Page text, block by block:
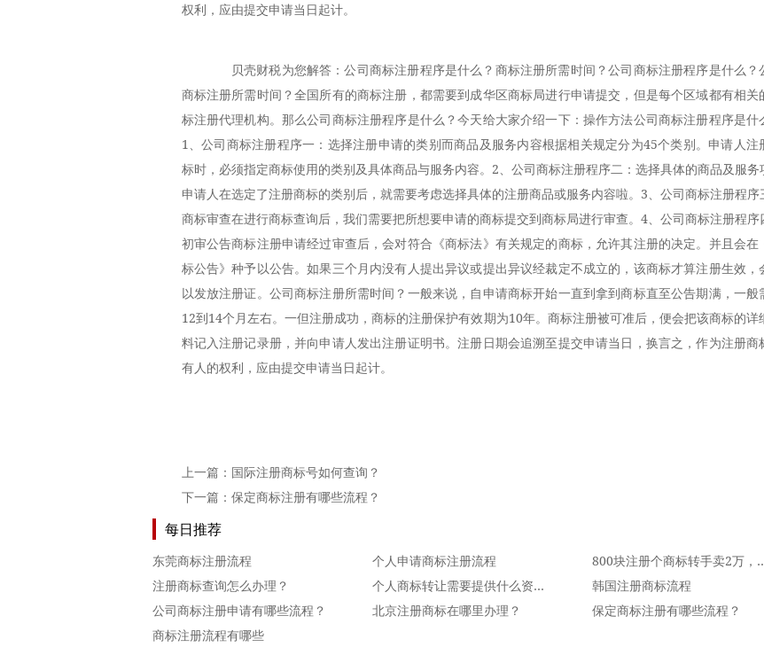
权利，应由提交申请当日起计。
贝壳财税为您解答：公司商标注册程序是什么？商标注册所需时间？公司商标注册程序是什么？
商标注册所需时间？全国所有的商标注册，都需要到成华区商标局进行申请提交，但是每个区域都有相关
标注册代理机构。那么公司商标注册程序是什么？今天给大家介绍一下：操作方法公司商标注册程序是什
1、公司商标注册程序一：选择注册申请的类别而商品及服务内容根据相关规定分为45个类别。申请人注
标时，必须指定商标使用的类别及具体商品与服务内容。2、公司商标注册程序二：选择具体的商品及服务
申请人在选定了注册商标的类别后，就需要考虑选择具体的注册商品或服务内容啦。3、公司商标注册程序
商标审查在进行商标查询后，我们需要把所想要申请的商标提交到商标局进行审查。4、公司商标注册程序
初审公告商标注册申请经过审查后，会对符合《商标法》有关规定的商标，允许其注册的决定。并且会在
标公告》种予以公告。如果三个月内没有人提出异议或提出异议经裁定不成立的，该商标才算注册生效，
以发放注册证。公司商标注册所需时间？一般来说，自申请商标开始一直到拿到商标直至公告期满，一般
12到14个月左右。一但注册成功，商标的注册保护有效期为10年。商标注册被可准后，便会把该商标的详
料记入注册记录册，并向申请人发出注册证明书。注册日期会追溯至提交申请当日，换言之，作为注册商
有人的权利，应由提交申请当日起计。
上一篇： 国际注册商标号如何查询？
下一篇： 保定商标注册有哪些流程？
每日推荐
东莞商标注册流程 个人申请商标注册流程
800块注册个商标
注册商标查询怎么办理？
个人商标转让需要提供什么资料？
韩国注册商标流程
公司商标注册申请有哪些流程？
北京注册商标在哪里办理？
保定商标注册有哪些流程？
商标注册流程有哪些